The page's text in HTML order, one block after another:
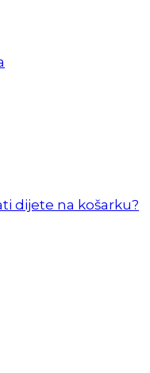
dijete na košarku?